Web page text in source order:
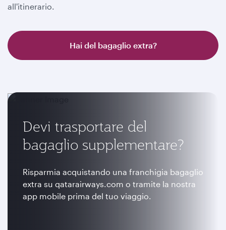
all'itinerario.
Hai del bagaglio extra?
Devi trasportare del
bagaglio supplementare?
Risparmia acquistando una franchigia bagaglio
extra su qatarairways.com o tramite la nostra
app mobile prima del tuo viaggio.